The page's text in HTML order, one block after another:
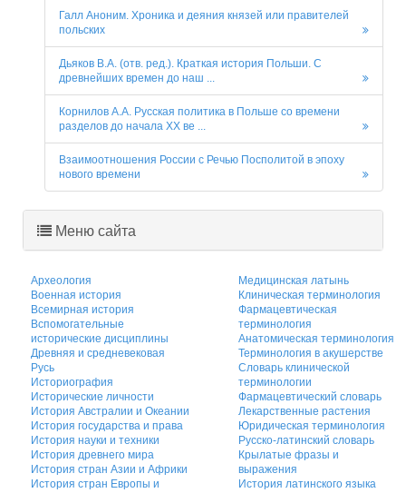
Галл Аноним. Хроника и деяния князей или правителей
польских
Дьяков В.А. (отв. ред.). Краткая история Польши. С
древнейших времен до наш ...
Корнилов А.А. Русская политика в Польше со времени
разделов до начала XX ве ...
Взаимоотношения России с Речью Посполитой в эпоху
нового времени
Меню сайта
Археология
Военная история
Всемирная история
Вспомогательные
исторические дисциплины
Древняя и средневековая
Русь
Историография
Исторические личности
История Австралии и Океании
История государства и права
История науки и техники
История древнего мира
История стран Азии и Африки
История стран Европы и
Медицинская латынь
Клиническая терминология
Фармацевтическая
терминология
Анатомическая терминология
Терминология в акушерстве
Словарь клинической
терминологии
Фармацевтический словарь
Лекарственные растения
Юридическая терминология
Русско-латинский словарь
Крылатые фразы и
выражения
История латинского языка